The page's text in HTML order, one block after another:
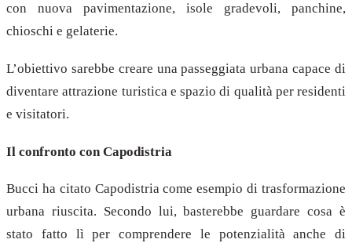
con nuova pavimentazione, isole gradevoli, panchine,
chioschi e gelaterie.
L’obiettivo sarebbe creare una passeggiata urbana capace di
diventare attrazione turistica e spazio di qualità per residenti
e visitatori.
Il confronto con Capodistria
Bucci ha citato Capodistria come esempio di trasformazione
urbana riuscita. Secondo lui, basterebbe guardare cosa è
stato fatto lì per comprendere le potenzialità anche di